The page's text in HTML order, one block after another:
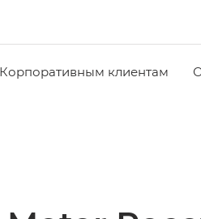
Корпоративным клиентам